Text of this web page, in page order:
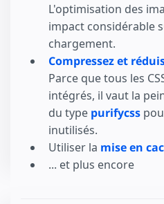
L'optimisation des
impact considérable
chargement.
Compressez et
Parce que tous les
intégrés, il vaut la
du type purifycss
inutilisés.
Utiliser la mise en
... et plus encore